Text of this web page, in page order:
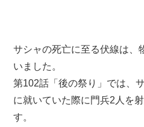
サシャの死亡に至る伏線は、
いました。
第102話「後の祭り」では、
に就いていた際に門兵2人を
す。